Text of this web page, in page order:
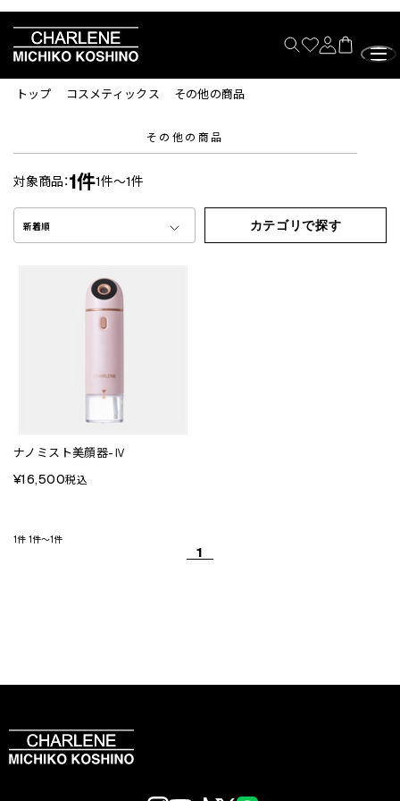
トップ コスメティックス その他の商品
その他の商品
対象商品：1件1件～1件
新着順 カテゴリで探す
ナノミスト美顔器-Ⅳ
¥16,500税込
1件 1件～1件
1